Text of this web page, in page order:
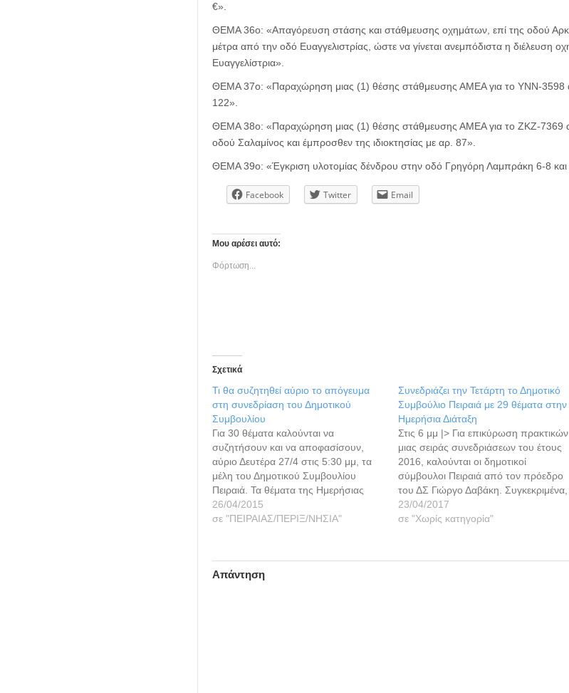
€».
ΘΕΜΑ 36ο: «Απαγόρευση στάσης και στάθμευσης οχημάτων, επί της οδού
μέτρα από την οδό Ευαγγελιστρίας, ώστε να γίνεται ανεμπόδιστα η διέλευση
Ευαγγελίστρια».
ΘΕΜΑ 37ο: «Παραχώρηση μιας (1) θέσης στάθμευσης ΑΜΕΑ για το ΥΝΝ-3598
122».
ΘΕΜΑ 38ο: «Παραχώρηση μιας (1) θέσης στάθμευσης ΑΜΕΑ για το ΖΚΖ-7369
οδού Σαλαμίνος και έμπροσθεν της ιδιοκτησίας με αρ. 87».
ΘΕΜΑ 39ο: «Έγκριση υλοτομίας δένδρου στην οδό Γρηγόρη Λαμπράκη 6-8 και
Facebook Twitter Email
Μου αρέσει αυτό:
Φόρτωση...
Σχετικά
Τι θα συζητηθεί αύριο το απόγευμα
στη συνεδρίαση του Δημοτικού
Συμβουλίου
Για 30 θέματα καλούνται να
συζητήσουν και να αποφασίσουν,
αύριο Δευτέρα 27/4 στις 5:30 μμ, τα
μέλη του Δημοτικού Συμβουλίου
Πειραιά. Τα θέματα της Ημερήσιας
Διάταξης είναι: ΘΕΜΑ 1ο : «Μερική
αναμόρφωση του προϋπολογισμού
Δήμου, του Λογαριασμού Γενικής…
26/04/2015
σε "ΠΕΙΡΑΙΑΣ/ΠΕΡΙΞ/ΝΗΣΙΑ"
Συνεδριάζει την Τετάρτη το Δημοτικό
Συμβούλιο Πειραιά με 29 θέματα στην
Ημερήσια Διάταξη
Στις 6 μμ |> Για επικύρωση πρακτικών
μιας σειράς συνεδριάσεων του έτους
2016, καλούνται οι δημοτικοί
σύμβουλοι Πειραιά από τον πρόεδρο
του ΔΣ Γιώργο Δαβάκη. Συγκεκριμένα,
εκτός των άλλων 29 θεμάτων που
συζητηθούν, πρόκειται για επικύρωση
10ης…
23/04/2017
σε "Χωρίς κατηγορία"
Απάντηση